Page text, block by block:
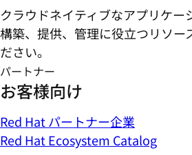
クラウドネイティブなアプリケー
構築、提供、管理に役立つリソー
ださい。
パートナー
お客様向け
Red Hat パートナー企業
Red Hat Ecosystem Catalog